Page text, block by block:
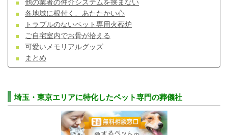
他の業者の仲介システムを挟まない
各地域に根付く、あたたかい心
トラブルのないペット専用火葬炉
ご自宅室内でお骨が拾える
可愛いメモリアルグッズ
まとめ
埼玉・東京エリアに特化したペット専門の葬儀社